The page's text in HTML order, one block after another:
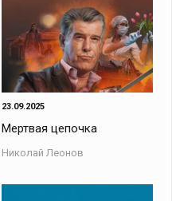
23.09.2025
Мертвая цепочка
Николай Леонов